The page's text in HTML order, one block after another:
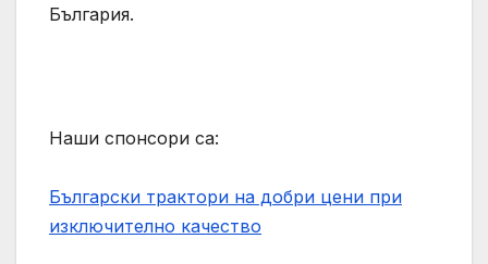
България.
Наши спонсори са:
Български трактори на добри цени при
изключително качество